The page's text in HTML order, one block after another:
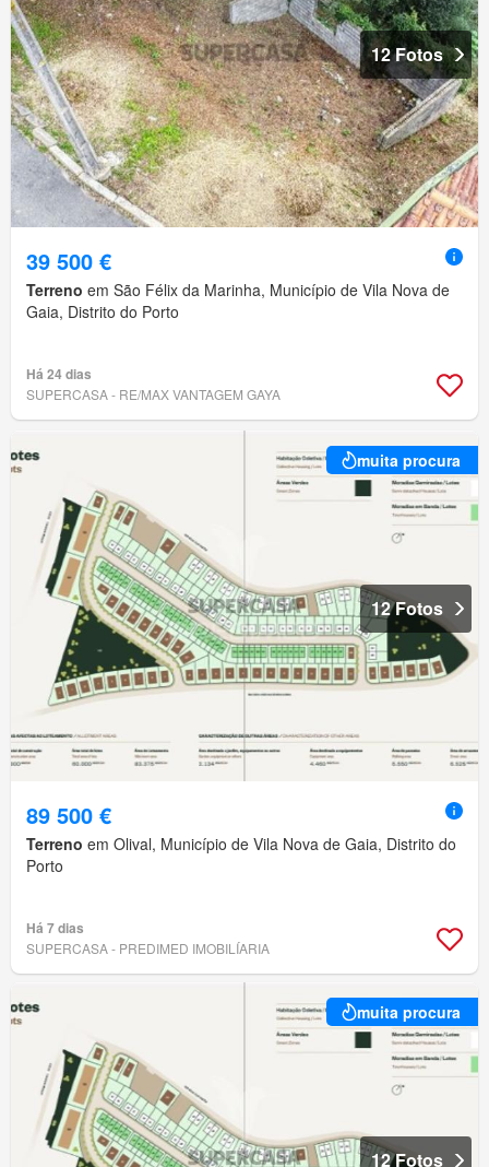
12 Fotos
39 500 €
Terreno em São Félix da Marinha, Município de Vila Nova de
Gaia, Distrito do Porto
Há 24 dias
SUPERCASA - RE/MAX VANTAGEM GAYA
muita procura
12 Fotos
89 500 €
Terreno em Olival, Município de Vila Nova de Gaia, Distrito do
Porto
Há 7 dias
SUPERCASA - PREDIMED IMOBILÍARIA
muita procura
12 Fotos